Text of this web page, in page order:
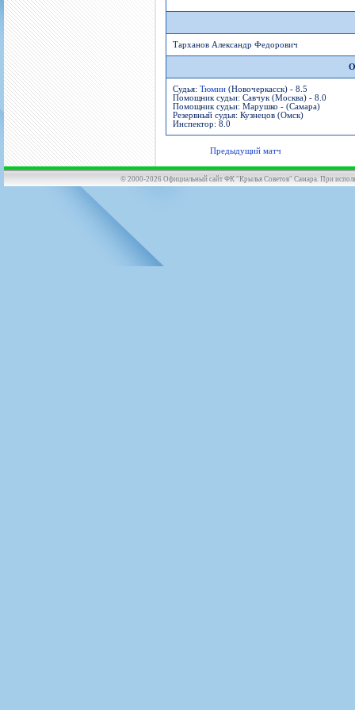
Тарханов Александр Федорович
Судья: Тюмин (Новочеркасск) - 8.5
Помощник судьи: Савчук (Москва) - 8.0
Помощник судьи: Марушко - (Самара)
Резервный судья: Кузнецов (Омск)
Инспектор: 8.0
Предыдущий матч
© 2000-2026 Официальный сайт ФК "Крылья Советов" Самара. При